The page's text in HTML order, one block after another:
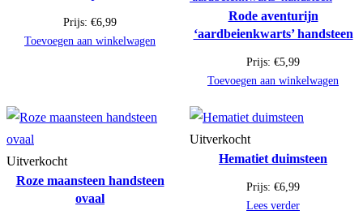
Prijs: €6,99
Toevoegen aan winkelwagen
Rode aventurijn
‘aardbeienkwarts’ handsteen
Prijs: €5,99
Toevoegen aan winkelwagen
Uitverkocht
Roze maansteen handsteen
ovaal
Uitverkocht
Hematiet duimsteen
Prijs: €6,99
Lees verder